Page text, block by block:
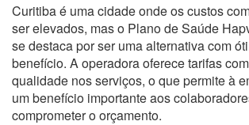
Curitiba é uma cidade onde os custos
ser elevados, mas o Plano de Saúde
se destaca por ser uma alternativa com
benefício. A operadora oferece tarifas
qualidade nos serviços, o que permite à
um benefício importante aos
comprometer o orçamento.